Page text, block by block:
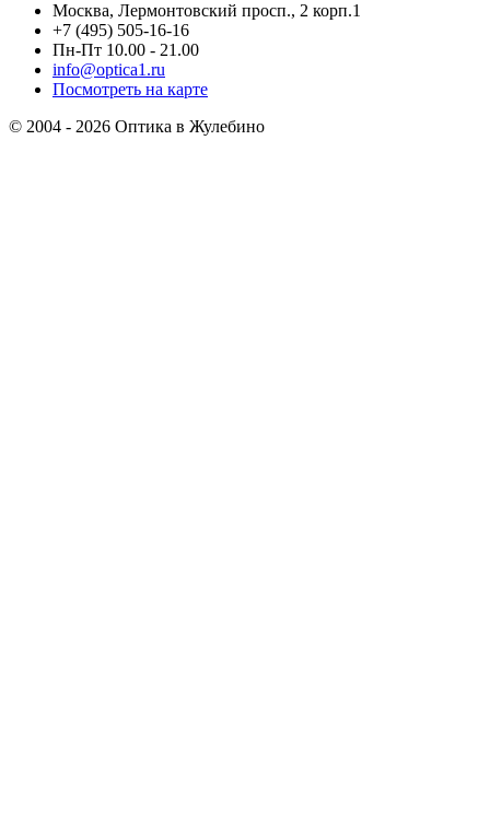
Москва, Лермонтовский просп., 2 корп.1
+7 (495) 505-16-16
Пн-Пт 10.00 - 21.00
info@optica1.ru
Посмотреть на карте
© 2004 - 2026 Оптика в Жулебино